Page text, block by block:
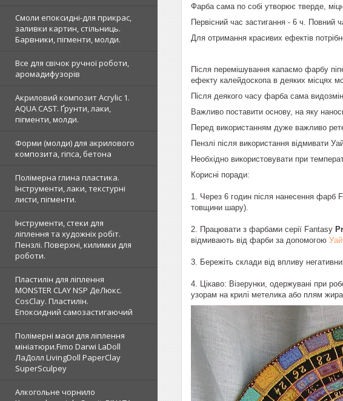
Смоли епоксидні-для прикрас,
заливки картин, стільниць.
Барвники, пігменти, молди.
Все для свічок ручної роботи,
аромадифузорів
Акриловий композит Acrylic 1.
AQUA CAST. Ґрунти, лаки,
пігменти, молди.
Форми (молди) для акрилового
композита, гіпса, бетона
Полімерна глина пластика.
Інструменти, лаки, текстурні
листи, пігменти.
Інструменти, стеки для
ліплення та художніх робіт.
Пензлі. Поверхні, килимки для
роботи.
Пластилін для ліплення
MONSTER CLAY NSP ДеЛюкс.
CosClay. Пластилін.
Епоксидний самозастигаючий
Полімерні маси для ліплення
мініатюри.Fimo Darwi LaDoll
ЛаДолл LivingDoll PaperClay
SuperSculpey
Алкогольне чорнило
Фарба сама по собі утворює тверде,
Первісний час застигання - 6 ч. Повний
Для отримання красивих ефектів
Після перемішування капаємо фарбу
ефекту калейдоскопа в деяких місцях
Після деякого часу фарба сама
Важливо поставити основу, на яку
Перед використанням дуже важливо
Пензлі після використання відмивати
Необхідно використовувати при
Корисні поради:
1. Через 6 годин після нанесення фарб
товщини шару).
2. Працювати з фарбами серії Fantasy
відмивають від фарби за допомогою
3. Бережіть склади від впливу
4. Цікаво: Візерунки, одержувані при
узорам на крилі метелика або плям